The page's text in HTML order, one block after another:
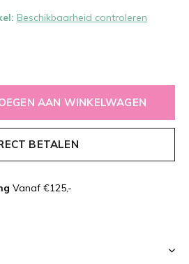
Beschikbaarheid controleren
AAN WINKELWAGEN
BETALEN
Vanaf €125,-